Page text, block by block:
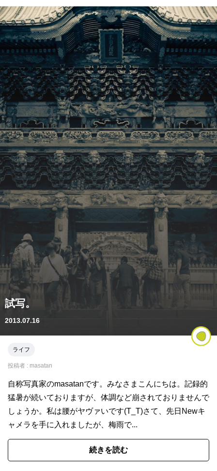
試写。
2013.07.16
ライフ
投稿者 : masatan
自称写真家のmasatanです。みなさまこんにちは。記録的
猛暑が続いておりますが、体調など崩されておりませんで
しょうか。私は腰がヤヴァいです(T_T)さて、先日Newキ
ャメラを手に入れましたが、梅雨で...
続きを読む